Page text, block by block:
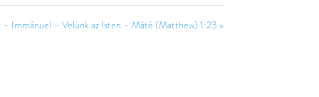
– Immánuel – Velünk az Isten – Máté (Matthew) 1:23 »